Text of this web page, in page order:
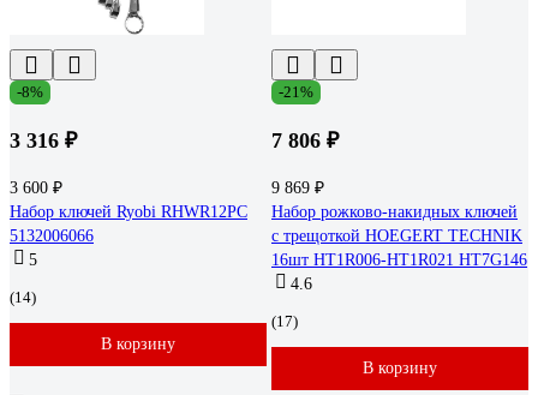
-8%
3 316 ₽
3 600 ₽
Набор ключей Ryobi RHWR12PC
5132006066
5
(14)
В корзину
-21%
7 806 ₽
9 869 ₽
Набор рожково-накидных ключей
с трещоткой HOEGERT TECHNIK
16шт HT1R006-HT1R021 HT7G146
4.6
(17)
В корзину